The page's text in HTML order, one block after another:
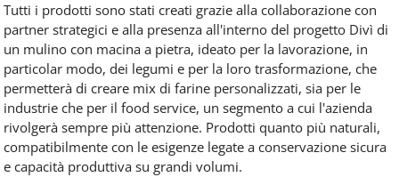
Tutti i prodotti sono stati creati grazie alla collaborazione con
partner strategici e alla presenza all'interno del progetto Divì di
un mulino con macina a pietra, ideato per la lavorazione, in
particolar modo, dei legumi e per la loro trasformazione, che
permetterà di creare mix di farine personalizzati, sia per le
industrie che per il food service, un segmento a cui l'azienda
rivolgerà sempre più attenzione. Prodotti quanto più naturali,
compatibilmente con le esigenze legate a conservazione sicura
e capacità produttiva su grandi volumi.